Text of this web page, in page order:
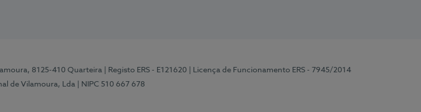
8125-410 Quarteira | Registo ERS - E121620
| Licença de Funcionamento ERS - 7945/2014
de Vilamoura, Lda
| NIPC 510 667 678